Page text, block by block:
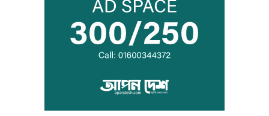
তনু হত্যার আসামি সাবেক সেনাসদস্য
হাফিজুরকে আত্মসমর্পণের নির্দেশ
দুদকের মামলায় ঢাকা ব্যাংকের ৪ কর্মকর্তার
কারাদণ্ড